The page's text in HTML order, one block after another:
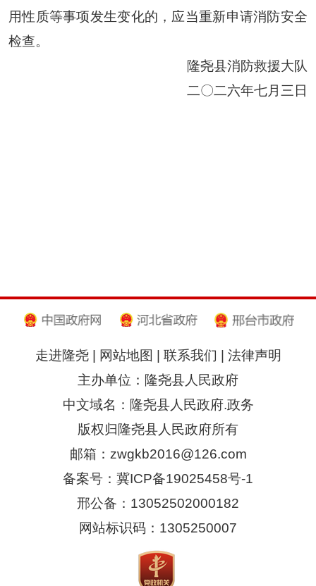
用性质等事项发生变化的，应当重新申请消防安全
检查。
隆尧县消防救援大队
二〇二六年七月 三 日
走进隆尧| 网站地图 | 联系我们 | 法律声明
主办单位：隆尧县人民政府
中文域名：隆尧县人民政府.政务
版权归隆尧县人民政府所有
邮箱：zwgkb2016@126.com
备案号：冀ICP备19025458号-1
邢公备：13052502000182
网站标识码：1305250007